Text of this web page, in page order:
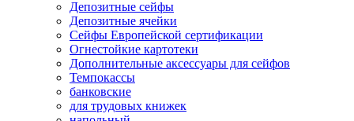
Депозитные сейфы
Депозитные ячейки
Сейфы Европейской сертификации
Огнестойкие картотеки
Дополнительные аксессуары для сейфов
Темпокассы
банковские
для трудовых книжек